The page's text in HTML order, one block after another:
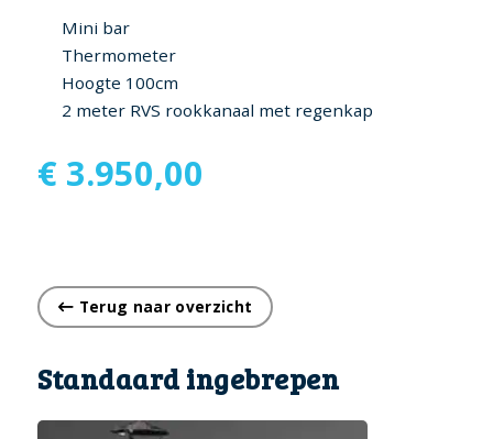
Mini bar
Thermometer
Hoogte 100cm
2 meter RVS rookkanaal met regenkap
€ 3.950,00
Terug naar overzicht
Standaard ingebrepen